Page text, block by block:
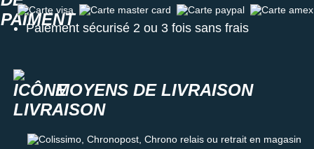
Carte visa Carte master card Carte paypal Carte amex
Paiement sécurisé 2 ou 3 fois sans frais
MOYENS DE LIVRAISON
Colissimo, Chronopost, Chrono relais ou retrait en magasin